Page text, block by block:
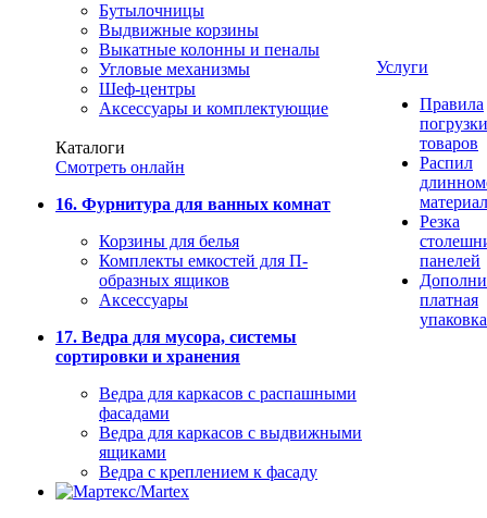
Бутылочницы
Выдвижные корзины
Выкатные колонны и пеналы
Угловые механизмы
Шеф-центры
Аксессуары и комплектующие
Каталоги
Смотреть онлайн
16. Фурнитура для ванных комнат
Корзины для белья
Комплекты емкостей для П-
образных ящиков
Аксессуары
17. Ведра для мусора, системы
сортировки и хранения
Ведра для каркасов с распашными
фасадами
Ведра для каркасов с выдвижными
ящиками
Ведра с креплением к фасаду
Услуги
Правила
погрузки
товаров
Распил
Резка
панелей
платная
упаковка